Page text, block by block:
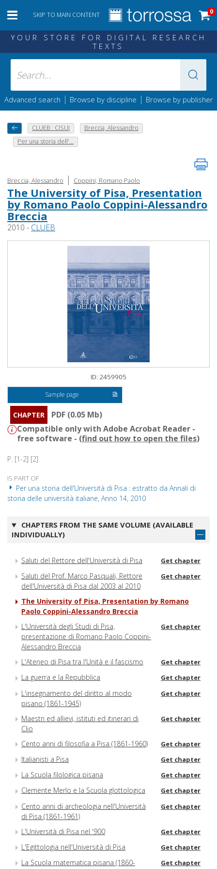
SKIP TO MAIN CONTENT 0
YOUR STORE FOR DIGITAL RESEARCH
TEXTS
Advanced search | Browse by discipline | Browse by publisher
CLUEB : CISUI
Breccia, Alessandro
Per una storia dell'...
Breccia, Alessandro | Coppini, Romano Paolo
The University of Pisa, Presentation
by Romano Paolo Coppini-Alessandro
Breccia
2010 - CLUEB
ID: 2459905
Sample page
CHAPTER
PDF (0.05 Mb)
Compatible only with Adobe Acrobat Reader -
free software - (find out how to open the files)
P. [1-2] [2]
IS PART OF
Per una storia dell'Università di Pisa : estratto da Annali di
storia delle università italiane, Anno 14, 2010
CHAPTERS FROM THE SAME VOLUME (AVAILABLE
INDIVIDUALLY)
Saluti del Rettore dell'Università di Pisa Get chapter
Saluti del Prof. Marco Pasquali, Rettore
dell'Università di Pisa dal 2003 al 2010
Get chapter
The University of Pisa, Presentation by Romano
Paolo Coppini-Alessandro Breccia
L'Università degli Studi di Pisa,
presentazione di Romano Paolo Coppini-
Alessandro Breccia
Get chapter
L'Ateneo di Pisa tra l'Unità e il fascismo Get chapter
La guerra e la Repubblica Get chapter
L'insegnamento del diritto al modo
pisano (1861-1945)
Get chapter
Maestri ed allievi, istituti ed itinerari di
Clio
Get chapter
Cento anni di filosofia a Pisa (1861-1960) Get chapter
Italianisti a Pisa Get chapter
La Scuola filologica pisana Get chapter
Clemente Merlo e la Scuola glottologica Get chapter
Cento anni di archeologia nell'Università
di Pisa (1861-1961)
Get chapter
L'Università di Pisa nel '900 Get chapter
L'Egittologia nell'Università di Pisa Get chapter
La Scuola matematica pisana (1860-
Get chapter